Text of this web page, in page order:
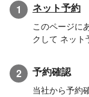
1 ネット予約
このページに
クして ネット
2 予約確認
当社から予約